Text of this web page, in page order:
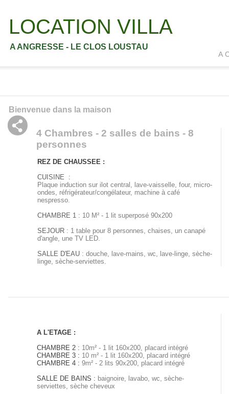
A L'ETAGE :
CHAMBRE 2 : 10m² - 1 lit 160x200, placard intégré
CHAMBRE 3 : 10 m² - 1 lit 160x200, placard intégré
CHAMBRE 4 : 9m² - 2 lits 90x200, placard intégré
SALLE DE BAINS : baignoire, lavabo, wc, sèche-
serviettes, sèche cheveux
REZ DE CHAUSSEE :
CUISINE :
Plaque induction sur ilot central, lave-vaisselle, four, micro-
ondes, réfrigérateur/congélateur, machine à café
nespresso.
CHAMBRE 1 : 10 M² - 1 lit superposé 90x200
SEJOUR : 1 table pour 8 personnes, chaises, un canapé
d'angle, une TV LED.
SALLE D'EAU : douche, lave-mains, wc, lave-linge, sèche-
linge, sèche-serviettes.
4 Chambres - 2 salles de bains - 8
personnes
Bienvenue dans la maison
LOCATION VILLA
A ANGRESSE - LE CLOS LOUSTAU
A